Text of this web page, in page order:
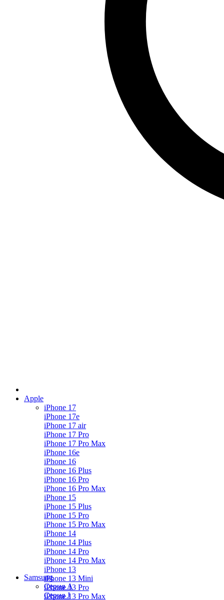
Apple
iPhone 17
iPhone 17e
iPhone 17 air
iPhone 17 Pro
iPhone 17 Pro Max
iPhone 16e
iPhone 16
iPhone 16 Plus
iPhone 16 Pro
iPhone 16 Pro Max
iPhone 15
iPhone 15 Plus
iPhone 15 Pro
iPhone 15 Pro Max
iPhone 14
iPhone 14 Plus
iPhone 14 Pro
iPhone 14 Pro Max
iPhone 13
iPhone 13 Mini
iPhone 13 Pro
iPhone 13 Pro Max
Samsung
Серия А
Серия J